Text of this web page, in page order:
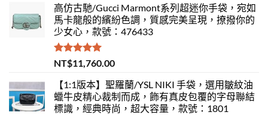
高仿古馳/Gucci Marmont系列超迷你手袋，宛如
馬卡龍般的繽紛色調，質感完美呈現，撩撥你的
少女心，款號：476433
評分5.00
滿分 5
NT$11,760.00
【1:1版本】聖羅蘭/YSL NIKI 手袋，選用皺紋油
蠟牛皮精心裁制而成，飾有真皮包覆的字母聯結
標識，經典時尚，超大容量，款號：1801